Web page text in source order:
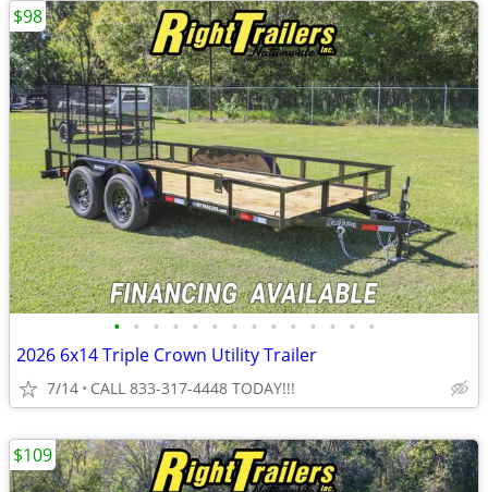
• • • • • • • • • • • • • •
2026 6x14 Triple Crown Utility Trailer
7/14 CALL 833-317-4448 TODAY!!!
$98
$109